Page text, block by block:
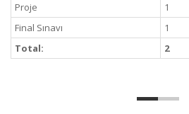
Proje
1
Final Sınavı
1
Total:
2